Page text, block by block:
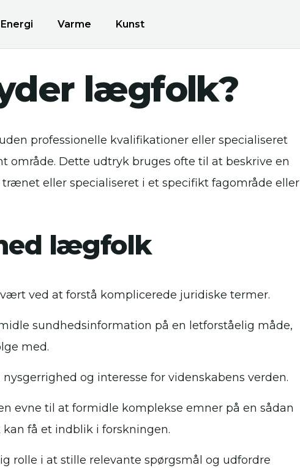
Energi Varme Kunst
lægfolk?
professionelle kvalifikationer eller specialiseret
område. Dette udtryk bruges ofte til at beskrive en
eller specialiseret i et specifikt fagområde eller
lægfolk
ved at forstå komplicerede juridiske termer.
sundhedsinformation på en letforståelig måde,
med.
og interesse for videnskabens verden.
evne til at formidle komplekse emner på en sådan
få et indblik i forskningen.
rolle i at stille relevante spørgsmål og udfordre